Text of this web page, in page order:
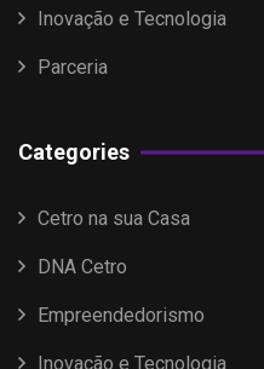
Inovação e Tecnologia
Parceria
Categories
Cetro na sua Casa
DNA Cetro
Empreendedorismo
Inovação e Tecnologia